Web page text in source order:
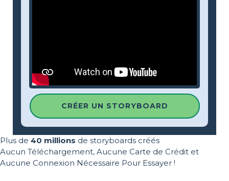
CRÉER UN STORYBOARD
Plus de 40 millions de storyboards créés
Aucun Téléchargement, Aucune Carte de Crédit et
Aucune Connexion Nécessaire Pour Essayer !